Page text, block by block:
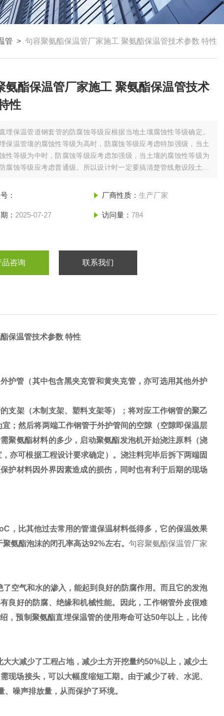
管 > 句容聚氨酯保温管厂家施工 聚氨酯保温管技术参数 特性
氨酯保温管厂家施工 聚氨酯保温管技术
性
直埋保温管道钢套管的防腐蚀等级应根据当地土壤腐蚀性等级确定。
保温管壤的腐蚀性等级为高时，防腐蚀等级应考虑特加强级，当土
性等级为中时，防腐蚀等级应考虑加强级，当土壤的腐蚀性等级为
腐蚀等级应考虑普通级。所以设计时一定要搞清楚管线敷设段土壤
特性
： 厂商性质： 生产厂家
： 2025-07-27 访问量： 784
品咨询 联系我们
保温管技术参数 特性
护管（其中包含黑夹克管和黄夹克管，亦可选用其他外护
支架（木制支架、塑料支架等）；将对应工作钢管的聚乙
；然后将两端工作钢管于外护管间的空隙（空隙即保温层
聚氨酯材料的多少，启动聚氨酯发泡机开始浇注原料（浇
亦可根据工程设计要求确定）。浇注料完毕后拆下两端固
护材料因外界因素造成的损伤，同时也有利于后期的现场
，比其他过去常用的管道保温材料低得多，它的保温效果
氨酯泡沫的闭孔率高达92%左右。 句容聚氨酯保温管厂家
空气和水的渗入，能起到良好的防腐作用。而且它的发泡
良好的防腐、绝缘和机械性能。因此，工作钢管外皮很难
，预制聚氨酯直埋保温管的使用寿命可达50年以上，比传
大减少了工程占地，减少土方开挖量约50%以上，减少土
现场接头，可以大幅度缩短工期。由于减少了砖、水泥、
噪声排放量，从而保护了环境。